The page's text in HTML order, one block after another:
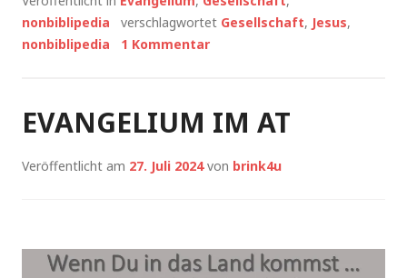
nonbiblipedia
verschlagwortet Gesellschaft, Jesus,
nonbiblipedia
1 Kommentar
EVANGELIUM IM AT
Veröffentlicht am 27. Juli 2024von brink4u